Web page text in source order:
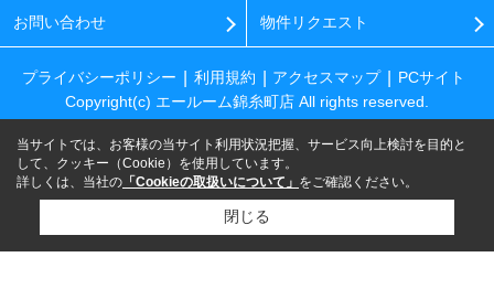
お問い合わせ 物件リクエスト
プライバシーポリシー 利用規約 アクセスマップ
PCサイト
Copyright(c) エールーム錦糸町店 All rights reserved.
当サイトでは、お客様の当サイト利用状況把握、サービス向上検討を目的と
して、クッキー（Cookie）を使用しています。
詳しくは、当社の 「Cookieの取扱いについて」 をご確認ください。
閉じる